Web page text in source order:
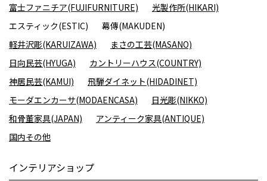
富士ファニチア(FUJIFURNITURE)
光製作所(HIKARI)
エスティック(ESTIC)
幕傳(MAKUDEN)
軽井沢彫(KARUIZAWA)
まさの工芸(MASANO)
日向民芸(HYUGA)
カントリーハウス(COUNTRY)
神居民芸(KAMUI)
飛騨ダイネット(HIDADINET)
モーダエンカーサ(MODAENCASA)
日光彫(NIKKO)
和骨董家具(JAPAN)
アンティーク家具(ANTIQUE)
国内その他
インテリアショップ